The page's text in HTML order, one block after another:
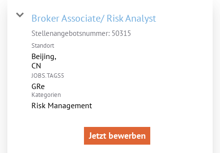
Broker Associate/ Risk Analyst
Stellenangebotsnummer: 50315
Standort
Beijing,
JOBS.TAGS5
GRe
Kategorien
Risk Management
Jetzt bewerben